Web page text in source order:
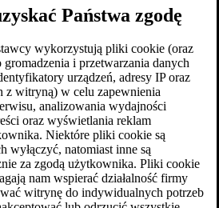
Państwa zgodę
wykorzystują pliki cookie (oraz
i przetwarzania danych
urządzeń, adresy IP oraz
z witryną) w celu zapewnienia
analizowania wydajności
oraz wyświetlania reklam
Niektóre pliki cookie są
wyłączyć, natomiast inne są
za zgodą użytkownika. Pliki cookie
nam wspierać działalność firmy
witrynę do indywidualnych potrzeb